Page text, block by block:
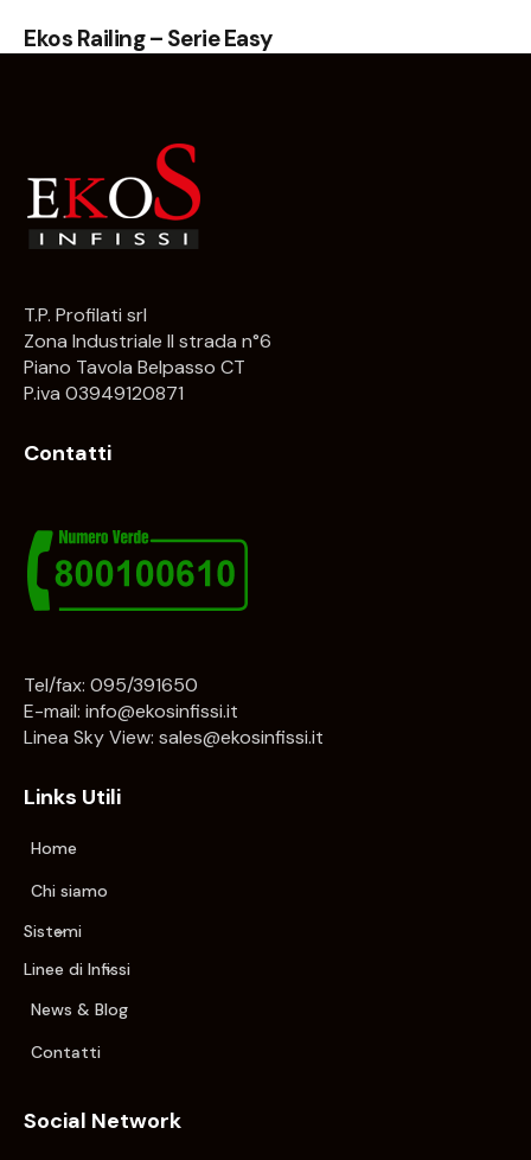
Ekos Railing – Serie Easy
T.P. Profilati srl
Zona Industriale II strada n°6
Piano Tavola Belpasso CT
P.iva 03949120871
Contatti
Tel/fax: 095/391650
E-mail: info@ekosinfissi.it
Linea Sky View: sales@ekosinfissi.it
Links Utili
Home
Chi siamo
Sistemi
Linee di Infissi
News & Blog
Contatti
Social Network